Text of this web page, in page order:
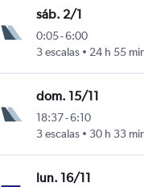
sáb. 2/1
0:05-6:00
3 escalas
24 h 55
dom. 15/11
18:37-6:10
3 escalas
30 h 33
lun. 16/11